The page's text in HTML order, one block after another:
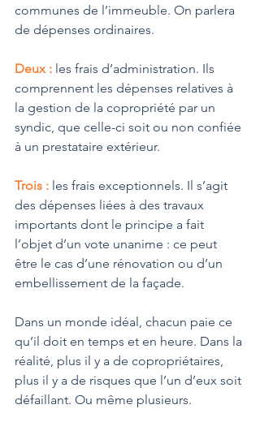
communes de l’immeuble. On parlera
de dépenses ordinaires.
Deux : les frais d’administration. Ils
comprennent les dépenses relatives à
la gestion de la copropriété par un
syndic, que celle-ci soit ou non confiée
à un prestataire extérieur.
Trois : les frais exceptionnels. Il s’agit
des dépenses liées à des travaux
importants dont le principe a fait
l’objet d’un vote unanime : ce peut
être le cas d’une rénovation ou d’un
embellissement de la façade.
Dans un monde idéal, chacun paie ce
qu’il doit en temps et en heure. Dans la
réalité, plus il y a de copropriétaires,
plus il y a de risques que l’un d’eux soit
défaillant. Ou même plusieurs.